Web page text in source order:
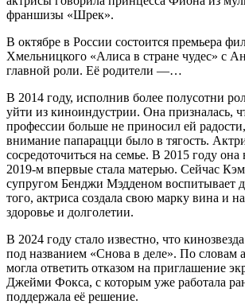
франшизы «Шрек».
В октябре в России состоится премьера
Хмельницкого «Алиса в стране чудес» с
главной роли. Её родители —…
В 2014 году, исполнив более полусотни
уйти из киноиндустрии. Она призналась,
профессии больше не приносил ей
внимание папарацци было в тягость.
сосредоточиться на семье. В 2015 году
2019-м впервые стала матерью. Сейчас
супругом Бенджи Мэдденом воспитывает
того, актриса создала свою марку вина и
здоровье и долголетии.
В 2024 году стало известно, что
под названием «Снова в деле». По словам
могла ответить отказом на приглашение
Джейми Фокса, с которым уже работала
поддержала её решение.